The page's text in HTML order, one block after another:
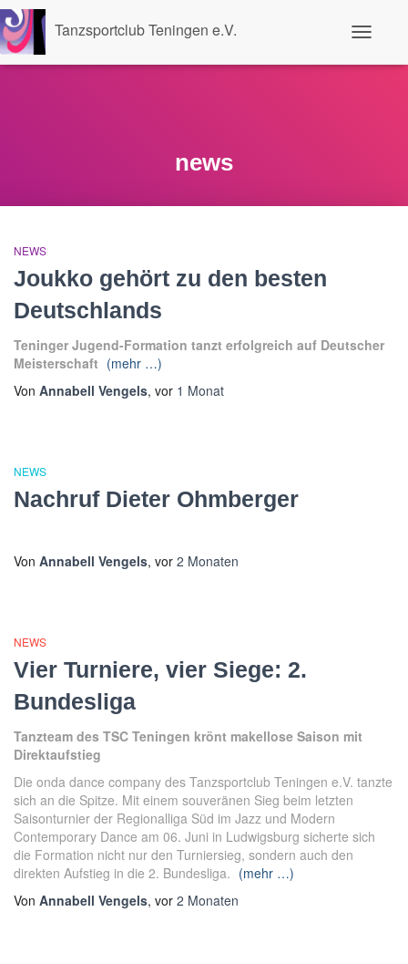
Tanzsportclub Teningen e.V.
news
NEWS
Joukko gehört zu den besten
Deutschlands
Teninger Jugend-Formation tanzt erfolgreich auf Deutscher
Meisterschaft (mehr …)
Von Annabell Vengels, vor 1 Monat
NEWS
Nachruf Dieter Ohmberger
Von Annabell Vengels, vor 2 Monaten
NEWS
Vier Turniere, vier Siege: 2.
Bundesliga
Tanzteam des TSC Teningen krönt makellose Saison mit
Direktaufstieg
Die onda dance company des Tanzsportclub Teningen e.V. tanzte
sich an die Spitze. Mit einem souveränen Sieg beim letzten
Saisonturnier der Regionalliga Süd im Jazz und Modern
Contemporary Dance am 06. Juni in Ludwigsburg sicherte sich
die Formation nicht nur den Turniersieg, sondern auch den
direkten Aufstieg in die 2. Bundesliga. (mehr …)
Von Annabell Vengels, vor 2 Monaten